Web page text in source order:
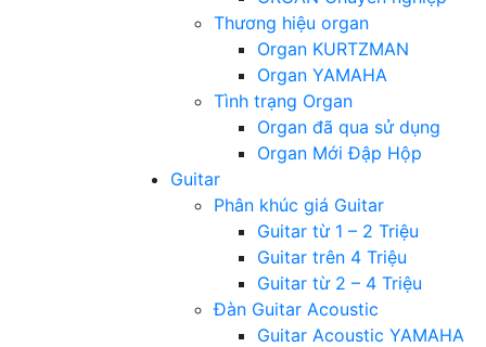
Thương hiệu organ
Organ KURTZMAN
Organ YAMAHA
Tình trạng Organ
Organ đã qua sử dụng
Organ Mới Đập Hộp
Guitar
Phân khúc giá Guitar
Guitar từ 1 – 2 Triệu
Guitar trên 4 Triệu
Guitar từ 2 – 4 Triệu
Đàn Guitar Acoustic
Guitar Acoustic YAMAHA